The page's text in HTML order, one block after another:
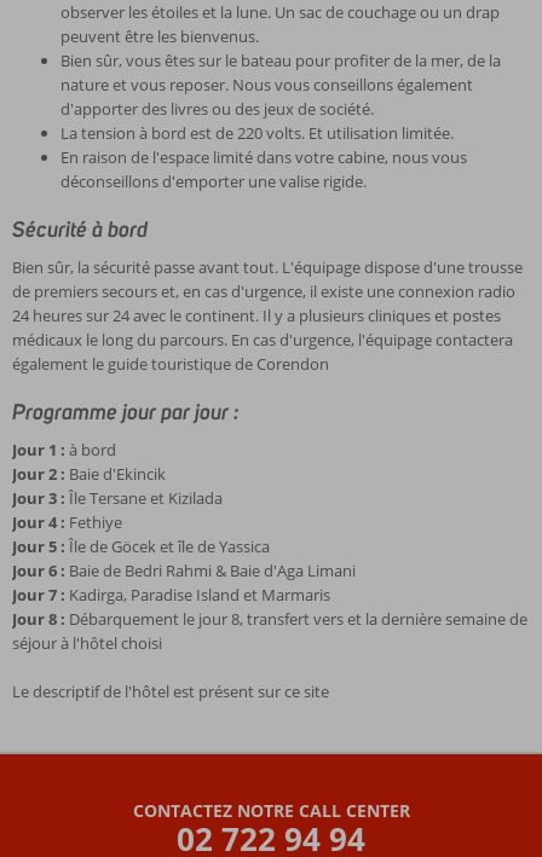
observer les étoiles et la lune. Un sac de couchage ou un drap
peuvent être les bienvenus.
Bien sûr, vous êtes sur le bateau pour profiter de la mer, de la
nature et vous reposer. Nous vous conseillons également
d'apporter des livres ou des jeux de société.
La tension à bord est de 220 volts. Et utilisation limitée.
En raison de l'espace limité dans votre cabine, nous vous
déconseillons d'emporter une valise rigide.
Sécurité à bord
Bien sûr, la sécurité passe avant tout. L'équipage dispose d'une trousse
de premiers secours et, en cas d'urgence, il existe une connexion radio
24 heures sur 24 avec le continent. Il y a plusieurs cliniques et postes
médicaux le long du parcours. En cas d'urgence, l'équipage contactera
également le guide touristique de Corendon
Programme jour par jour :
Jour 1 : à bord
Jour 2 : Baie d'Ekincik
Jour 3 : Île Tersane et Kizilada
Jour 4 : Fethiye
Jour 5 : Île de Göcek et île de Yassica
Jour 6 : Baie de Bedri Rahmi & Baie d'Aga Limani
Jour 7 : Kadirga, Paradise Island et Marmaris
Jour 8 : Débarquement le jour 8, transfert vers et la dernière semaine de
séjour à l'hôtel choisi
Le descriptif de l'hôtel est présent sur ce site
CONTACTEZ NOTRE CALL CENTER
02 722 94 94